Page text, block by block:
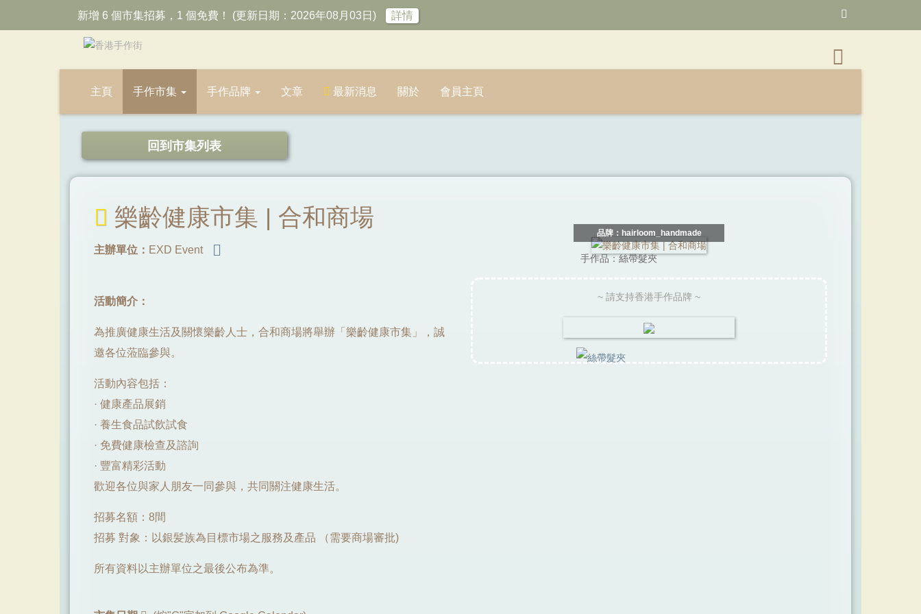
新增 6 個市集招募，1 個免費！ (更新日期：2026年08月03日) 詳情
主頁 手作市集 手作品牌 文章 最新消息 關於 會員主頁
回到市集列表
樂齡健康市集 | 合和商場
~ 請支持香港手作品牌 ~
品牌：hairloom_handmade
手作品：絲帶髮夾
主辦單位： EXD Event
活動簡介：
為推廣健康生活及關懷樂齡人士，合和商場將舉辦「樂齡健康市集」，誠
邀各位蒞臨參與。
活動內容包括：
· 健康產品展銷
· 養生食品試飲試食
· 免費健康檢查及諮詢
· 豐富精彩活動
歡迎各位與家人朋友一同參與，共同關注健康生活。
招募名額：8間
招募 對象：以銀髪族為目標市場之服務及產品 （需要商場審批)
所有資料以主辦單位之最後公布為準。